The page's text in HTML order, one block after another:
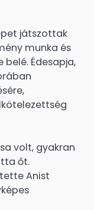
játszottak
munka és
Édesapja,
volt, gyakran
őt.
Anist